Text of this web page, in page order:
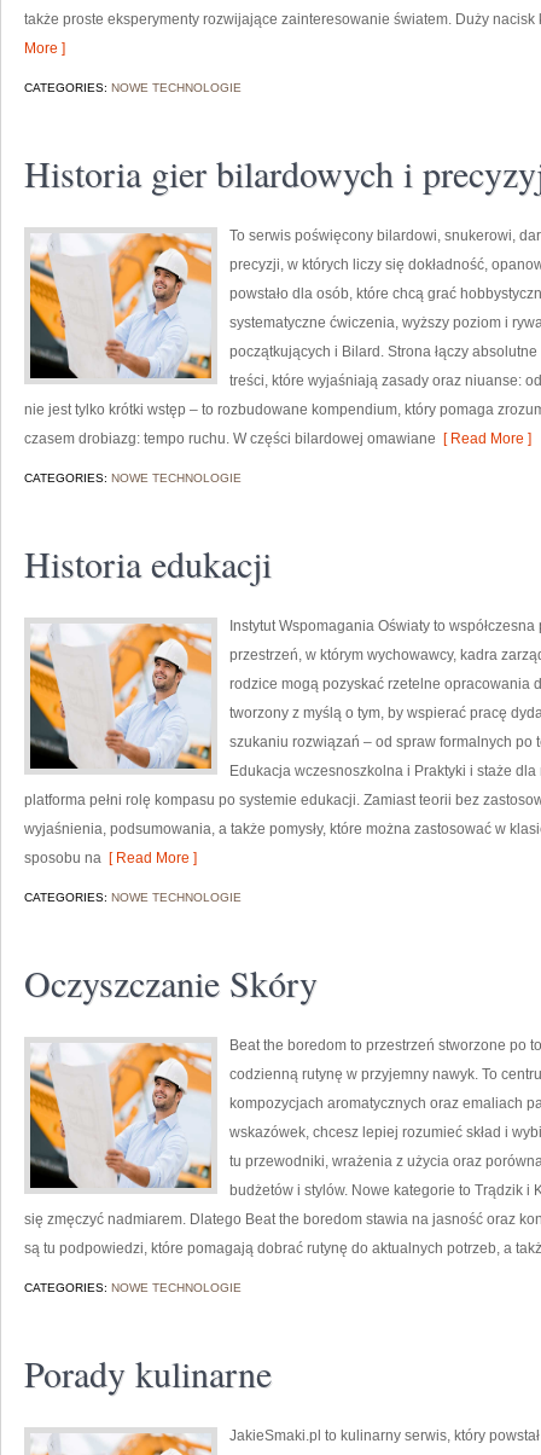
także proste eksperymenty rozwijające zainteresowanie światem. Duży nacisk
More ]
CATEGORIES: NOWE TECHNOLOGIE
Historia gier bilardowych i
To serwis poświęcony bilardowi, snukerowi,
precyzji, w których liczy się dokładność,
powstało dla osób, które chcą grać
systematyczne ćwiczenia, wyższy poziom i
początkujących i Bilard. Strona łączy
treści, które wyjaśniają zasady oraz niuanse:
nie jest tylko krótki wstęp – to rozbudowane kompendium, który pomaga
czasem drobiazg: tempo ruchu. W części bilardowej omawiane [ Read More ]
CATEGORIES: NOWE TECHNOLOGIE
Historia edukacji
Instytut Wspomagania Oświaty to
przestrzeń, w którym wychowawcy, kadra
rodzice mogą pozyskać rzetelne opracowania
tworzony z myślą o tym, by wspierać pracę
szukaniu rozwiązań – od spraw formalnych
Edukacja wczesnoszkolna i Praktyki i staże
platforma pełni rolę kompasu po systemie edukacji. Zamiast teorii bez
wyjaśnienia, podsumowania, a także pomysły, które można zastosować w
sposobu na [ Read More ]
CATEGORIES: NOWE TECHNOLOGIE
Oczyszczanie Skóry
Beat the boredom to przestrzeń stworzone po
codzienną rutynę w przyjemny nawyk. To
kompozycjach aromatycznych oraz emaliach
wskazówek, chcesz lepiej rozumieć skład i
tu przewodniki, wrażenia z użycia oraz
budżetów i stylów. Nowe kategorie to Trądzik i
się zmęczyć nadmiarem. Dlatego Beat the boredom stawia na jasność oraz
są tu podpowiedzi, które pomagają dobrać rutynę do aktualnych potrzeb, a
CATEGORIES: NOWE TECHNOLOGIE
Porady kulinarne
JakieSmaki.pl to kulinarny serwis, który